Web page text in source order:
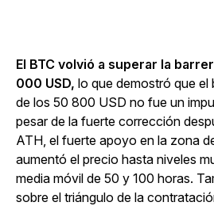
El BTC volvió a superar la
000 USD, lo que demostró que
de los 50 800 USD no fue un
pesar de la fuerte corrección
ATH, el fuerte apoyo en la zona
aumentó el precio hasta niveles
media móvil de 50 y 100 horas.
sobre el triángulo de la